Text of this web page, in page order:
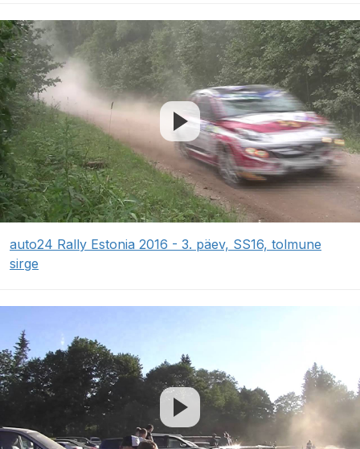
auto24 Rally Estonia 2016 - 3. päev, SS16, tolmune
sirge